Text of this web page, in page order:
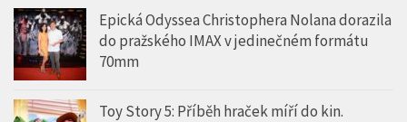
Epická Odyssea Christophera Nolana dorazila
do pražského IMAX v jedinečném formátu
70mm
Toy Story 5: Příběh hraček míří do kin.